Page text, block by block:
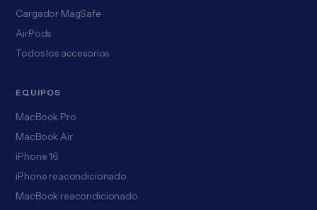
Cargador MagSafe
AirPods
Todos los accesorios
EQUIPOS
MacBook Pro
MacBook Air
iPhone 16
iPhone reacondicionado
MacBook reacondicionado